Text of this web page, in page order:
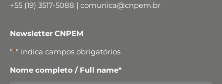
+55 (19) 3517-5088 | comunica@cnpem.br
Newsletter CNPEM
"*" indica campos obrigatórios
Nome completo / Full name*